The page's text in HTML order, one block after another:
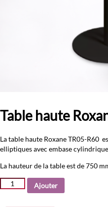
Table haute
La table haute Roxane TR05-R60
elliptiques avec embase
La hauteur de la table est de 750
quantité
Ajouter